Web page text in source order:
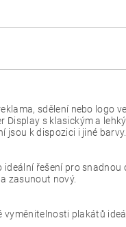
sdělení nebo logo
s klasickým a
jsou k dispozici i jiné barvy.
řešení pro
zasunout nový.
plakátů